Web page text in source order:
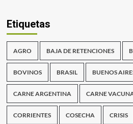
Etiquetas
AGRO BAJA DE RETENCIONES
BOVINOS BRASIL BUENOS
CARNE ARGENTINA CARNE
CORRIENTES COSECHA CRISIS